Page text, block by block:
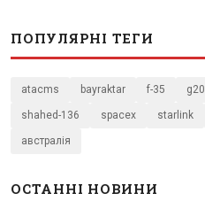
ПОПУЛЯРНІ ТЕГИ
atacms bayraktar f-35 g20
shahed-136 spacex starlink
австралія
ОСТАННІ НОВИНИ